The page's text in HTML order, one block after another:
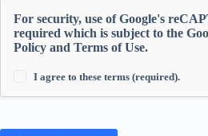
For security, use of Google's
required which is subject to the
Policy and Terms of Use.
I agree to these terms (required).